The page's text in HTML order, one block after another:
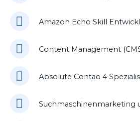
Amazon Echo Skill
Content Management
Absolute Contao 4
Suchmaschinenmarketing